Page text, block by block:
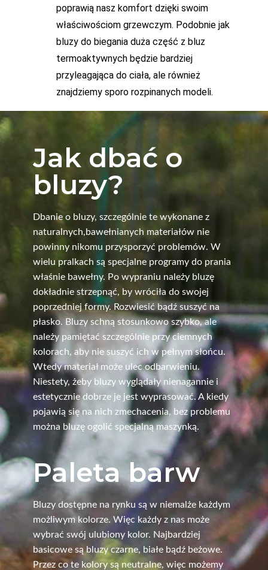
poprawią nasz komfort dzięki swoim
właściwościom grzewczym. Podobnie jak
bluzy do biegania duża część z bluz
termoaktywnych będzie bardziej
przyleagająca do ciała, ale również
znajdziemy sporo rozpinanych modeli.
Jak dbać o
bluzy?
Dbanie o bluzy, szczególnie te wykonane z
naturalnych,bawełnianych materiałów nie
powinny nikomu przysporzyć problemów. W
wielu pralkach są specjalne programy do prania
właśnie bawełny. Po wypraniu należy bluzę
dokładnie strzepnąć, by wróciła do swojej
poprzedniej formy. Rozwiesić bądź suszyć na
płasko. Bluzy schną stosunkowo szybko, ale
należy pamiętać szczególnie przy ciemnych
kolorach, aby nie suszyć ich w pełnym słońcu.
Wtedy materiał może ulec odbarwieniu.
Niestety, żeby bluzy wyglądały nienagannie i
estetycznie dobrze je jest wyprasować. A kiedy
pojawią się na nich zmechacenia, bez problemu
można bluzę ogolić specjalną maszynką.
Paleta barw
Bluzy dostępne na rynku są w niemalże każdym
możliwym kolorze. Więc każdy z nas może
wybrać swój ulubiony kolor. Najbardziej
basicowe są bluzy czarne, białe bądź beżowe.
Przez co te kolory są neutralne, więc możemy